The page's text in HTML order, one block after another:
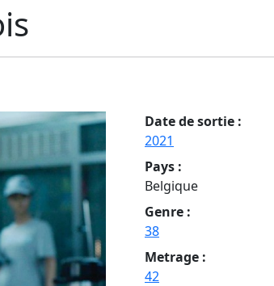
Date de sortie :
2021
Pays :
Belgique
Genre :
38
Metrage :
42